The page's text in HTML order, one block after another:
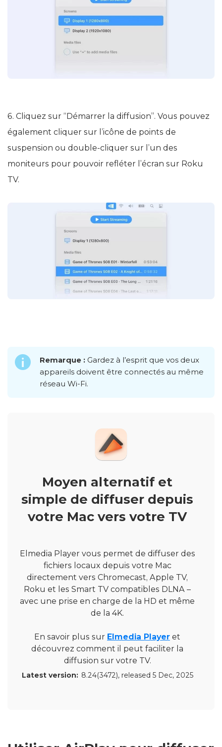
6. Cliquez sur “Démarrer la diffusion”. Vous pouvez
également cliquer sur l’icône de points de
suspension ou double-cliquer sur l’un des
moniteurs pour pouvoir refléter l’écran sur Roku
TV.
Remarque : Gardez à l’esprit que vos deux
appareils doivent être connectés au même
réseau Wi-Fi.
Moyen alternatif et
simple de diffuser depuis
votre Mac vers votre TV
Elmedia Player vous permet de diffuser des
fichiers locaux depuis votre Mac
directement vers Chromecast, Apple TV,
Roku et les Smart TV compatibles DLNA –
avec une prise en charge de la HD et même
de la 4K.
En savoir plus sur Elmedia Player et
découvrez comment il peut faciliter la
diffusion sur votre TV.
Latest version: 8.24(3472), released 5 Dec, 2025